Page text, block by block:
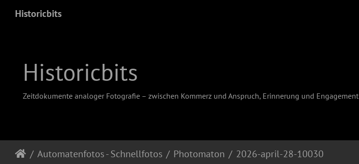
Historicbits
Historicbits
Zeitdokumente analoger Fotografie – zwischen Kommerz und Anspruch, Erinnerung und Engagement
Automatenfotos - Schnellfotos Photomaton 2026-april-28-10030